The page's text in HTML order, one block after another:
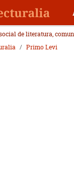
de literatura,
Primo Levi